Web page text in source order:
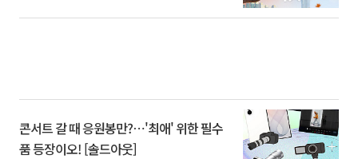
콘서트 갈 때 응원봉만?⋯'최애' 위한 필수
품 등장이오! [솔드아웃]